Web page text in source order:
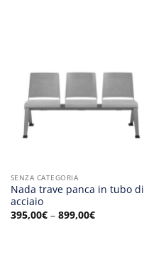
SENZA CATEGORIA
Nada trave panca in tubo di
acciaio
395,00€– 899,00€